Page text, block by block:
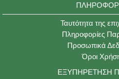
Ταυτότητα της
Πληροφορίες
Προσωπικά
Όροι
ΕΞΥΠΗΡΈΤΗΣΗ